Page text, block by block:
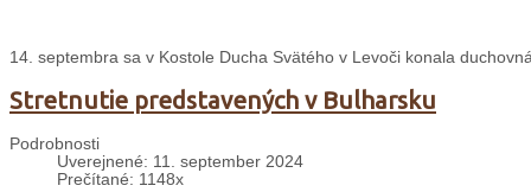
14. septembra sa v Kostole Ducha Svätého v Levoči konala
Stretnutie predstavených v Bulharsku
Podrobnosti
Uverejnené: 11. september 2024
Prečítané: 1148x